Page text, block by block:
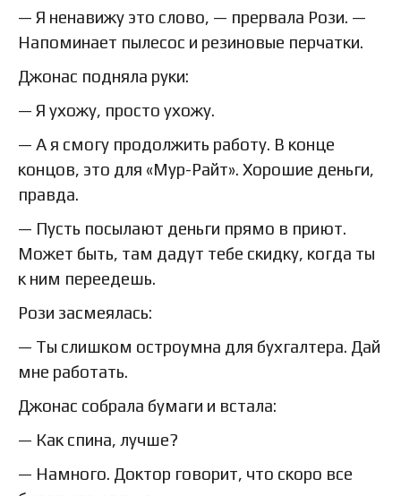
— Я ненавижу это слово, — прервала Рози. —
Напоминает пылесос и резиновые перчатки.
Джонас подняла руки:
— Я ухожу, просто ухожу.
— А я смогу продолжить работу. В конце
концов, это для «Мур-Райт». Хорошие деньги,
правда.
— Пусть посылают деньги прямо в приют.
Может быть, там дадут тебе скидку, когда ты
к ним переедешь.
Рози засмеялась:
— Ты слишком остроумна для бухгалтера. Дай
мне работать.
Джонас собрала бумаги и встала:
— Как спина, лучше?
— Намного. Доктор говорит, что скоро все